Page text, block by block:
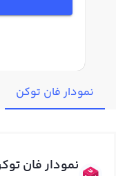
نمودار فان توکن
نمودار فان